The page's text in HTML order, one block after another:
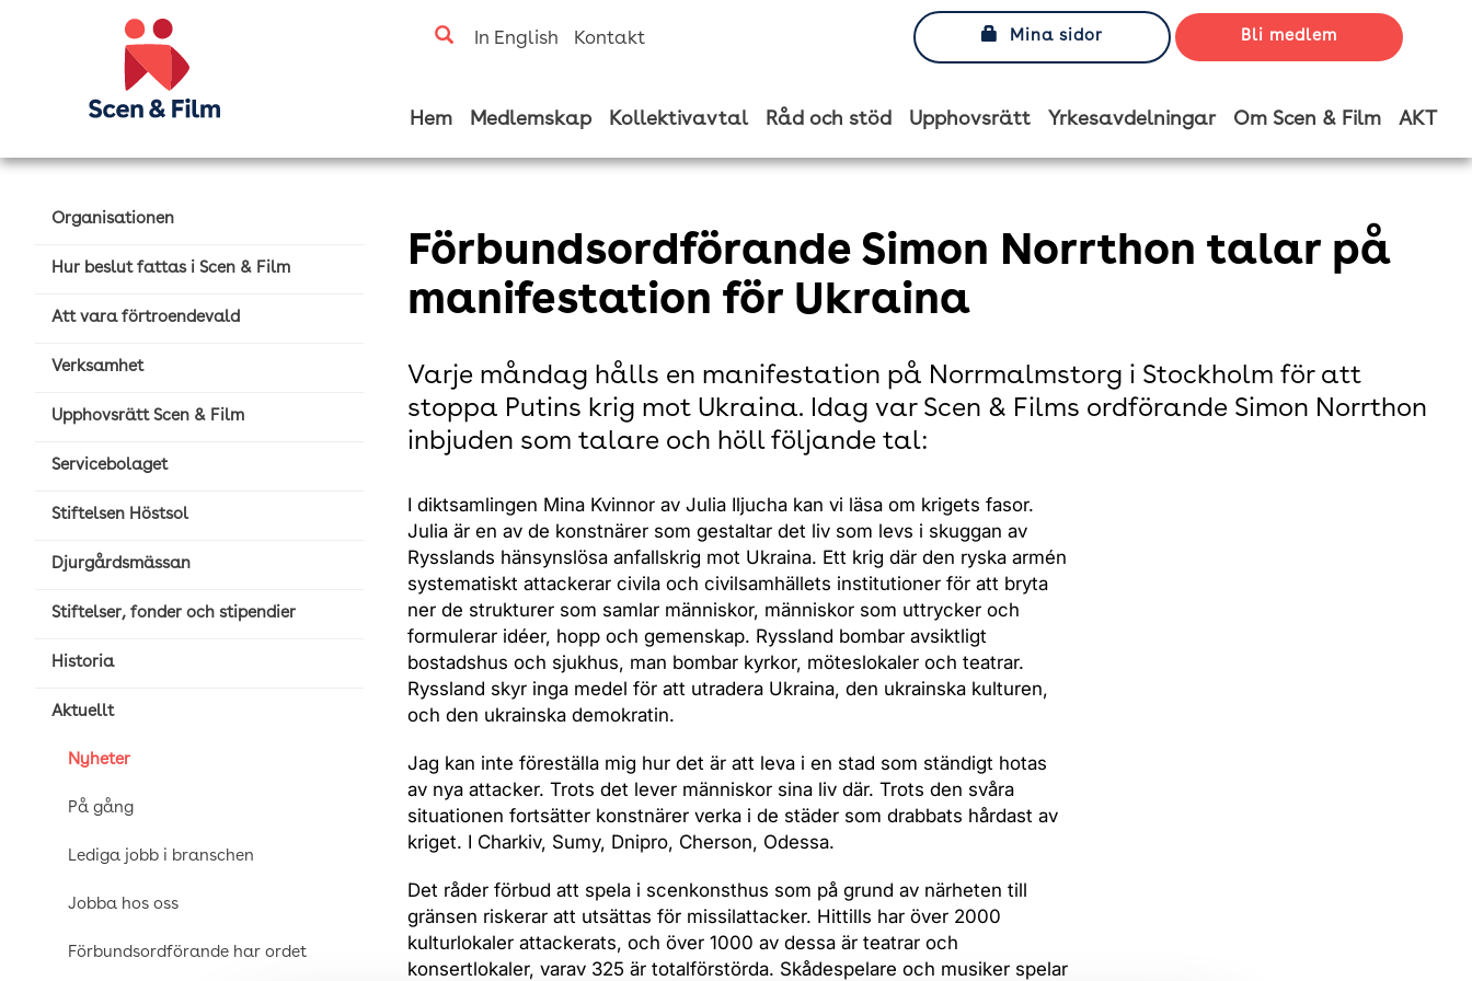
In English Kontakt Mina sidor Bli medlem
Hem Medlemskap Kollektivavtal Råd och stöd Upphovsrätt Yrkesavdelningar Om Scen & Film AKT
Organisationen
Hur beslut fattas i Scen & Film
Att vara förtroendevald
Verksamhet
Upphovsrätt Scen & Film
Servicebolaget
Stiftelsen Höstsol
Djurgårdsmässan
Stiftelser, fonder och stipendier
Historia
Aktuellt
Nyheter
På gång
Lediga jobb i branschen
Jobba hos oss
Förbundsordförande har ordet
Förbundsordförande Simon Norrthon talar på
manifestation för Ukraina
Varje måndag hålls en manifestation på Norrmalmstorg i Stockholm för att
stoppa Putins krig mot Ukraina. Idag var Scen & Films ordförande Simon Norrthon
inbjuden som talare och höll följande tal:
I diktsamlingen Mina Kvinnor av Julia Iljucha kan vi läsa om krigets fasor.
Julia är en av de konstnärer som gestaltar det liv som levs i skuggan av
Rysslands hänsynslösa anfallskrig mot Ukraina. Ett krig där den ryska armén
systematiskt attackerar civila och civilsamhällets institutioner för att bryta
ner de strukturer som samlar människor, människor som uttrycker och
formulerar idéer, hopp och gemenskap. Ryssland bombar avsiktligt
bostadshus och sjukhus, man bombar kyrkor, möteslokaler och teatrar.
Ryssland skyr inga medel för att utradera Ukraina, den ukrainska kulturen,
och den ukrainska demokratin.
Jag kan inte föreställa mig hur det är att leva i en stad som ständigt hotas
av nya attacker. Trots det lever människor sina liv där. Trots den svåra
situationen fortsätter konstnärer verka i de städer som drabbats hårdast av
kriget. I Charkiv, Sumy, Dnipro, Cherson, Odessa.
Det råder förbud att spela i scenkonsthus som på grund av närheten till
gränsen riskerar att utsättas för missilattacker. Hittills har över 2000
kulturlokaler attackerats, och över 1000 av dessa är teatrar och
konsertlokaler, varav 325 är totalförstörda. Skådespelare och musiker spelar